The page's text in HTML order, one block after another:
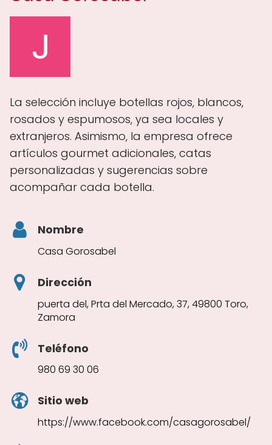
La selección incluye botellas rojos, blancos,
rosados y espumosos, ya sea locales y
extranjeros. Asimismo, la empresa ofrece
artículos gourmet adicionales, catas
personalizadas y sugerencias sobre
acompañar cada botella.
Nombre
Casa Gorosabel
Dirección
puerta del, Prta del Mercado, 37, 49800 Toro,
Zamora
Teléfono
980 69 30 06
Sitio web
https://www.facebook.com/casagorosabel/